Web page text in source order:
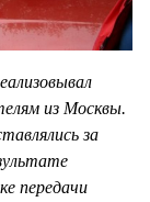
из Москвы.
за
передачи